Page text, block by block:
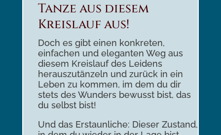
Tanze aus diesem
Kreislauf aus!
Doch es gibt einen konkreten,
einfachen und eleganten Weg aus
diesem Kreislauf des Leidens
herauszutänzeln und zurück in ein
Leben zu kommen, im dem du dir
stets des Wunders bewusst bist, das
du selbst bist!
Und das Erstaunliche: Dieser Zustand,